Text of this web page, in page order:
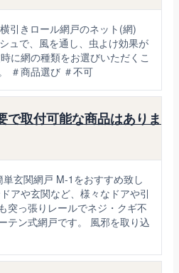
引きロール網戸のネット(網)
ュで、風を通し、虫よけ効果が
に網の種類をお選びいただくこ
＃商品選び ＃不可
で取付可能な商品はありま
玄関網戸 M-1をおすすめ致し
アや玄関など、様々なドアや引
突っ張りレールでネジ・クギ不
テン式網戸です。 風邪を取り込